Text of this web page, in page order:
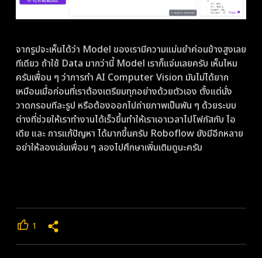
จากรูปจะเห็นได้ว่า Model ของเรามีความแม่นยำค่อนข้างสูงเลย
ทีเดียว ถ้าใช้ Data มากว่านี้ Model เราก็แจ่มเลยครับ เห็นไหม
ครับเพื่อน ๆ ว่าการทำ AI Computer Vision มันไม่ได้ยาก
เหมือนเมื่อก่อนที่เราต้องเตรียมทุกอย่างด้วยตัวเอง ตั้งแต่นั่ง
วาดกรอบทีละรูป หรือต้องออกไปถ่ายภาพเป็นพัน ๆ ด้วยระบบ
ต่างที่ช่วยให้เราทำงานได้เร็วขึ้นทำให้เราเอาเวลาไปโฟกัสกับ ไอ
เดีย และ การแก้ปัญหา ได้มากขึ้นครับ Roboflow ยังมีอีกหลาย
อย่าให้ลองเล่นเพื่อน ๆ ลองไปศึกษาเพิ่มเติมดูนะครับ
1